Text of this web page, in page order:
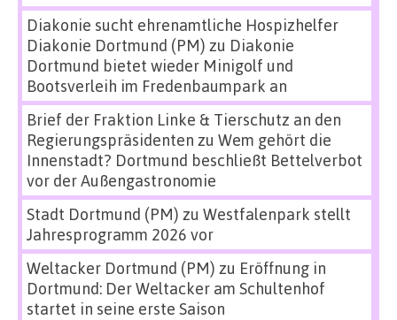
Diakonie sucht ehrenamtliche Hospizhelfer
Diakonie Dortmund (PM) zu Diakonie
Dortmund bietet wieder Minigolf und
Bootsverleih im Fredenbaumpark an
Brief der Fraktion Linke & Tierschutz an den
Regierungspräsidenten zu Wem gehört die
Innenstadt? Dortmund beschließt Bettelverbot
vor der Außengastronomie
Stadt Dortmund (PM) zu Westfalenpark stellt
Jahresprogramm 2026 vor
Weltacker Dortmund (PM) zu Eröffnung in
Dortmund: Der Weltacker am Schultenhof
startet in seine erste Saison